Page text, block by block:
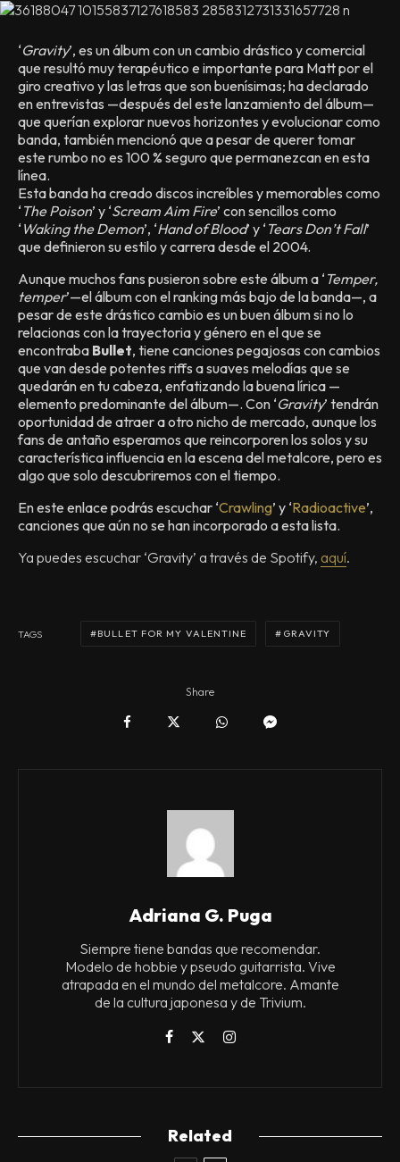
‘Gravity’, es un álbum con un cambio drástico y comercial
que resultó muy terapéutico e importante para Matt por el
giro creativo y las letras que son buenísimas; ha declarado
en entrevistas —después del este lanzamiento del álbum—
que querían explorar nuevos horizontes y evolucionar como
banda, también mencionó que a pesar de querer tomar
este rumbo no es 100 % seguro que permanezcan en esta
línea.
Esta banda ha creado discos increíbles y memorables como
‘ The Poison’ y ‘Scream Aim Fire’ con sencillos como
‘ Waking the Demon’, ‘Hand of Blood’ y ‘ Tears Don’t Fall’
que definieron su estilo y carrera desde el 2004.
Aunque muchos fans pusieron sobre este álbum a ‘ Temper,
temper’—el álbum con el ranking más bajo de la banda—, a
pesar de este drástico cambio es un buen álbum si no lo
relacionas con la trayectoria y género en el que se
encontraba Bullet, tiene canciones pegajosas con cambios
que van desde potentes riffs a suaves melodías que se
quedarán en tu cabeza, enfatizando la buena lírica —
elemento predominante del álbum—. Con ‘Gravity’ tendrán
oportunidad de atraer a otro nicho de mercado, aunque los
fans de antaño esperamos que reincorporen los solos y su
característica influencia en la escena del metalcore, pero es
algo que solo descubriremos con el tiempo.
En este enlace podrás escuchar ‘Crawling’ y ‘Radioactive’,
canciones que aún no se han incorporado a esta lista.
Ya puedes escuchar ‘Gravity’ a través de Spotify, aquí.
TAGS BULLET FOR MY VALENTINE GRAVITY
Share
Adriana G. Puga
Siempre tiene bandas que recomendar.
Modelo de hobbie y pseudo guitarrista. Vive
atrapada en el mundo del metalcore. Amante
de la cultura japonesa y de Trivium.
Related